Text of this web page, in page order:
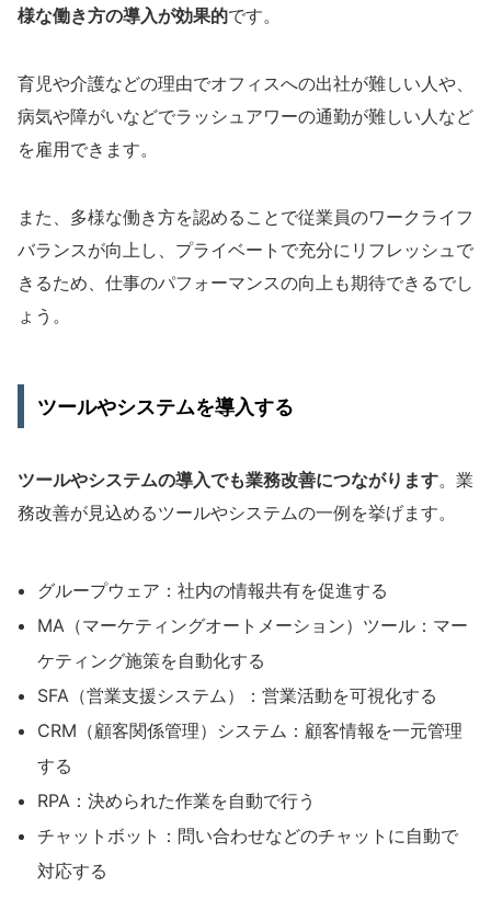
様な働き方の導入が効果的です。
育児や介護などの理由でオフィスへの出社が難しい人や、
病気や障がいなどでラッシュアワーの通勤が難しい人など
を雇用できます。
また、多様な働き方を認めることで従業員のワークライフ
バランスが向上し、プライベートで充分にリフレッシュで
きるため、仕事のパフォーマンスの向上も期待できるでし
ょう。
ツールやシステムを導入する
ツールやシステムの導入でも業務改善につながります。業
務改善が見込めるツールやシステムの一例を挙げます。
グループウェア：社内の情報共有を促進する
MA（マーケティングオートメーション）ツール：マー
ケティング施策を自動化する
SFA（営業支援システム）：営業活動を可視化する
CRM（顧客関係管理）システム：顧客情報を一元管理
する
RPA：決められた作業を自動で行う
チャットボット：問い合わせなどのチャットに自動で
対応する